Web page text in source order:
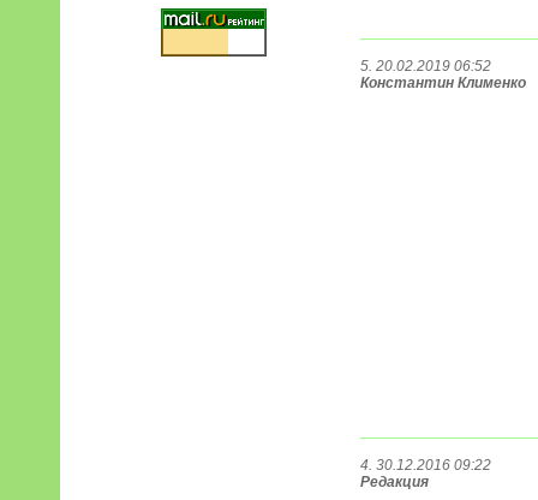
5. 20.02.2019 06:52
Константин Клименко
4. 30.12.2016 09:22
Редакция